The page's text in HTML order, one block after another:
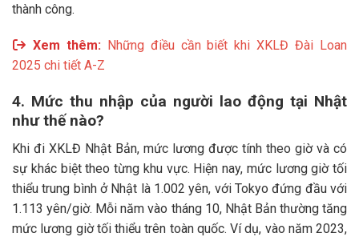
thành công.
Xem thêm: Những điều cần biết khi XKLĐ Đài Loan
2025 chi tiết A-Z
4. Mức thu nhập của người lao động tại Nhật
như thế nào?
Khi đi XKLĐ Nhật Bản, mức lương được tính theo giờ và có
sự khác biệt theo từng khu vực. Hiện nay, mức lương giờ tối
thiểu trung bình ở Nhật là 1.002 yên, với Tokyo đứng đầu với
1.113 yên/giờ. Mỗi năm vào tháng 10, Nhật Bản thường tăng
mức lương giờ tối thiểu trên toàn quốc. Ví dụ, vào năm 2023,